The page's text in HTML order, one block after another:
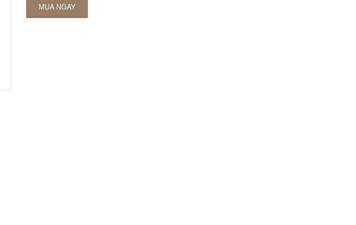
MUA NGAY